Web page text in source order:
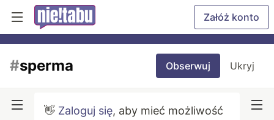
Załóż konto
#sperma Obserwuj Ukryj
👋 Zaloguj się, aby mieć możliwość